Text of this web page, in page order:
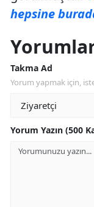
hepsine
Takma Ad
Yorum yapmak için,
Yorum Yazın (500